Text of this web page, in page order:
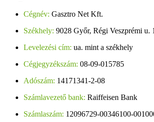
Cégnév: Gasztro Net Kft.
Székhely: 9028 Győr, Régi Veszprémi u.
Levelezési cím: ua. mint a székhely
Cégjegyzékszám: 08-09-015785
Adószám: 14171341-2-08
Számlavezető bank: Raiffeisen Bank
Számlaszám: 12096729-00346100-